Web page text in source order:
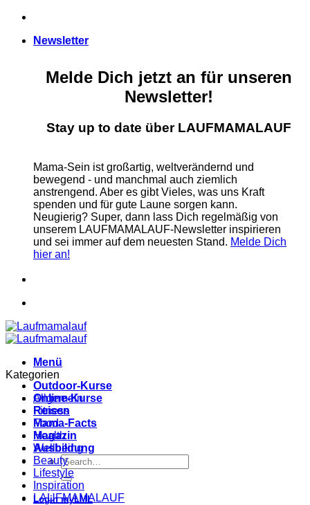
Zum
springenNewsletter
Melde Dich jetzt an für unseren
Newsletter!
Stay up to date über LAUFMAMALAUF
Mama-Sein ist großartig, weltverändernd und
bewegend - und manchmal auch ziemlich
anstrengend. Aber es gibt Vieles, was uns Kraft
spenden und für gute Laune sorgen kann.
Neugierig? Super, dann lass Dich regelmäßig von
unserem LAUFMAMALAUF-Newsletter inspirieren
und sei immer auf dem neuesten Stand. Melde Dich
hier an!
Menü
Outdoor-Kurse
Online-Kurse
Reisen
Mama-Facts
Magazin
Ausbildung
Login myLML
Kategorien
Allgemein
Fitness
Food
Health
Wellbeing
Beauty
Lifestyle
Inspiration
LAUFMAMALAUF